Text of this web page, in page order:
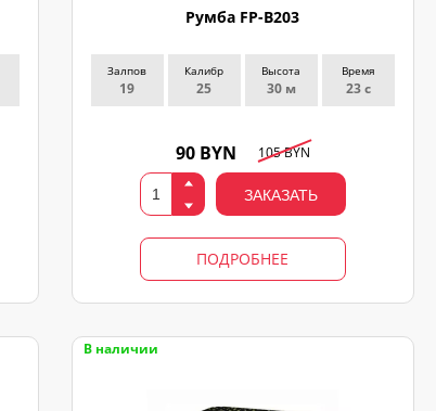
Румба FP-B203
Залпов
19
Калибр
25
Высота
30 м
Время
23 с
90 BYN 105 BYN
ЗАКАЗАТЬ
ПОДРОБНЕЕ
В наличии